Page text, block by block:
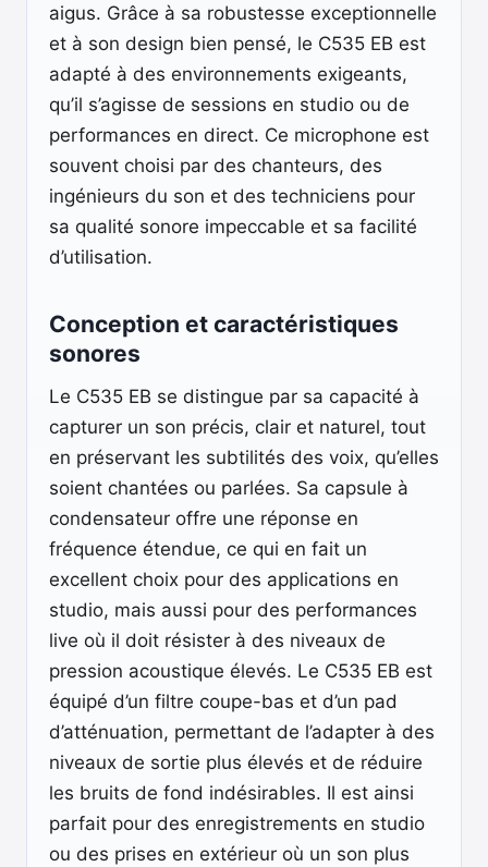
aigus. Grâce à sa robustesse exceptionnelle
et à son design bien pensé, le C535 EB est
adapté à des environnements exigeants,
qu’il s’agisse de sessions en studio ou de
performances en direct. Ce microphone est
souvent choisi par des chanteurs, des
ingénieurs du son et des techniciens pour
sa qualité sonore impeccable et sa facilité
d’utilisation.
Conception et caractéristiques
sonores
Le C535 EB se distingue par sa capacité à
capturer un son précis, clair et naturel, tout
en préservant les subtilités des voix, qu’elles
soient chantées ou parlées. Sa capsule à
condensateur offre une réponse en
fréquence étendue, ce qui en fait un
excellent choix pour des applications en
studio, mais aussi pour des performances
live où il doit résister à des niveaux de
pression acoustique élevés. Le C535 EB est
équipé d’un filtre coupe-bas et d’un pad
d’atténuation, permettant de l’adapter à des
niveaux de sortie plus élevés et de réduire
les bruits de fond indésirables. Il est ainsi
parfait pour des enregistrements en studio
ou des prises en extérieur où un son plus